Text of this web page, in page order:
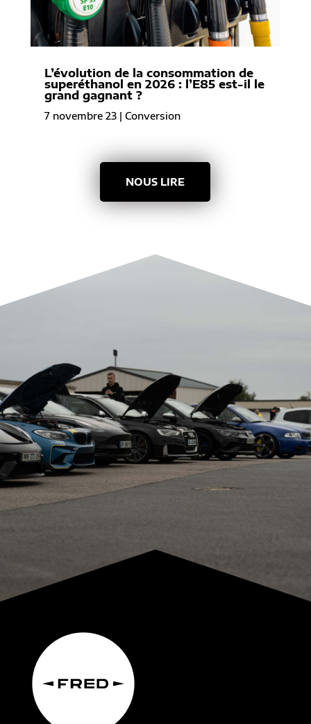
L’évolution de la consommation de
superéthanol en 2026 : l’E85 est-il le
grand gagnant ?
7 novembre 23| Conversion
NOUS LIRE